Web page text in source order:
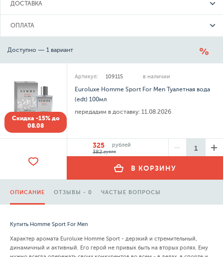
ДОСТАВКА
ОПЛАТА
Доступно — 1 вариант
Скидка -15% до
08.08
Артикул: 109115 в наличии
Euroluxe Homme Sport For Men Туалетная вода
(edt) 100мл
передадим в доставку: 11.08.2026
325
рублей
382рубля
В КОРЗИНУ
ОПИСАНИЕ ОТЗЫВЫ - 0 ЧАСТЫЕ ВОПРОСЫ
Купить Homme Sport For Men
Характер аромата Euroluxe Homme Sport - дерзкий и стремительный,
динамичный и активный. Его герой не привык быть на вторых ролях. Ему